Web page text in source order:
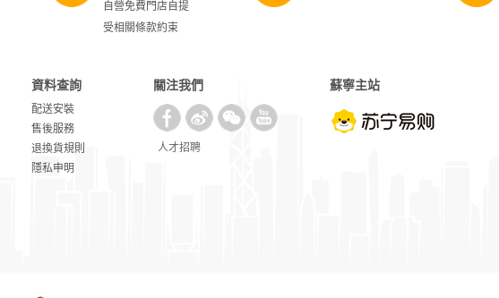
自營免費門店自提
受相關條款約束
資料查詢
配送安裝
售後服務
退換貨規則
隱私申明
關注我們
人才招聘
蘇寧主站